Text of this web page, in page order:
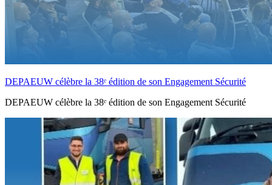
DEPAEUW célèbre la 38ᵉ édition de son Engagement Sécurité
DEPAEUW célèbre la 38ᵉ édition de son Engagement Sécurité